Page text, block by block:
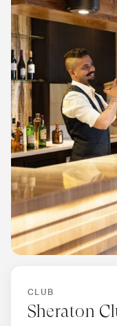
CLUB
Sheraton